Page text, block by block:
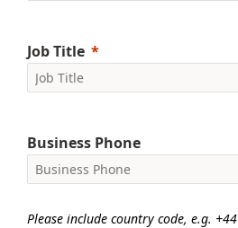
Job Title
Business Phone
Please include country code, e.g. +44